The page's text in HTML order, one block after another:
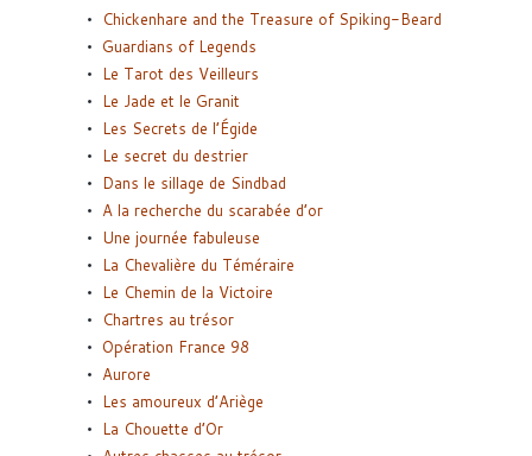
Chickenhare and the Treasure of Spiking-Beard
Guardians of Legends
Le Tarot des Veilleurs
Le Jade et le Granit
Les Secrets de l’Égide
Le secret du destrier
Dans le sillage de Sindbad
A la recherche du scarabée d’or
Une journée fabuleuse
La Chevalière du Téméraire
Le Chemin de la Victoire
Chartres au trésor
Opération France 98
Aurore
Les amoureux d’Ariège
La Chouette d’Or